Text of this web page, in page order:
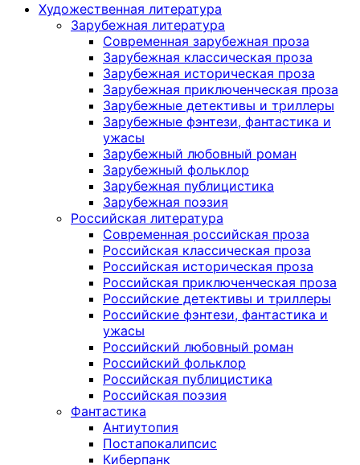
Художественная литература
Зарубежная литература
Современная зарубежная проза
Зарубежная классическая проза
Зарубежная историческая проза
Зарубежная приключенческая проза
Зарубежные детективы и триллеры
Зарубежные фэнтези, фантастика и
ужасы
Зарубежный любовный роман
Зарубежный фольклор
Зарубежная публицистика
Зарубежная поэзия
Российская литература
Современная российская проза
Российская классическая проза
Российская историческая проза
Российская приключенческая проза
Российские детективы и триллеры
Российские фэнтези, фантастика и
ужасы
Российский любовный роман
Российский фольклор
Российская публицистика
Российская поэзия
Фантастика
Антиутопия
Постапокалипсис
Киберпанк